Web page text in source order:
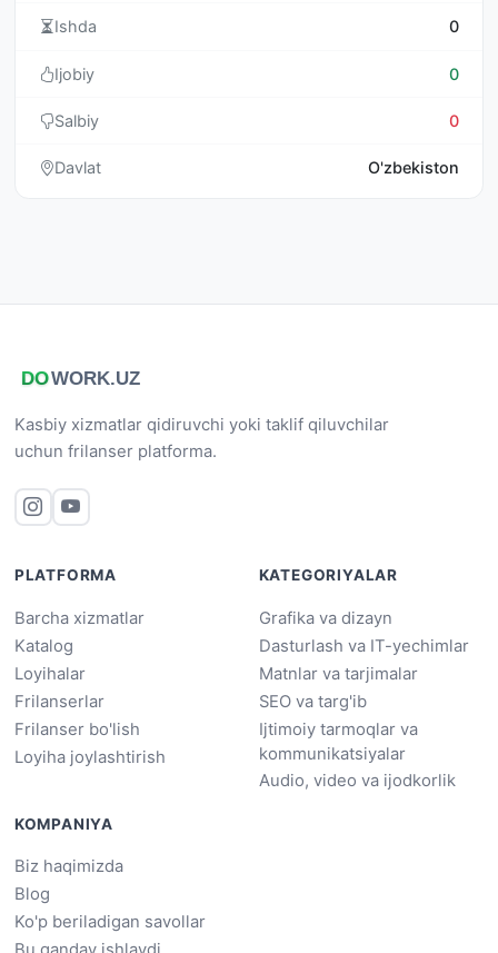
Ishda 0
Ijobiy 0
Salbiy 0
Davlat O'zbekiston
Kasbiy xizmatlar qidiruvchi yoki taklif qiluvchilar
uchun frilanser platforma.
PLATFORMA
Barcha xizmatlar
Katalog
Loyihalar
Frilanserlar
Frilanser bo'lish
Loyiha joylashtirish
KATEGORIYALAR
Grafika va dizayn
Dasturlash va IT-yechimlar
Matnlar va tarjimalar
SEO va targ'ib
Ijtimoiy tarmoqlar va
kommunikatsiyalar
Audio, video va ijodkorlik
KOMPANIYA
Biz haqimizda
Blog
Ko'p beriladigan savollar